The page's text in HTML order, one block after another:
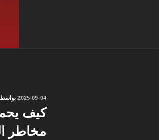
نُشر
في
2025-09-04
مخاطر